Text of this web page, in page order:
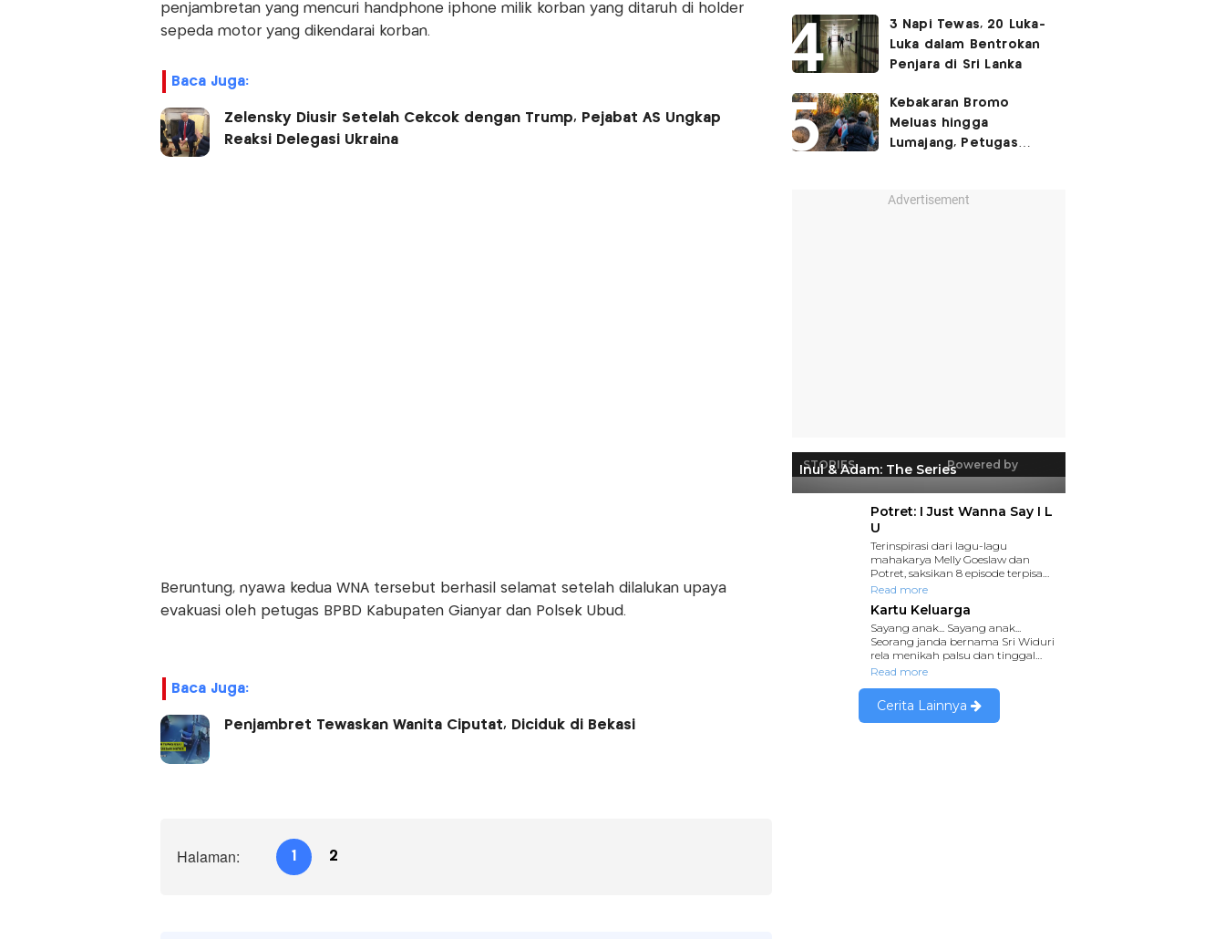
penjambretan yang mencuri handphone iphone milik korban yang ditaruh di holder
sepeda motor yang dikendarai korban.
Baca Juga:
Zelensky Diusir Setelah Cekcok dengan Trump, Pejabat AS Ungkap
Reaksi Delegasi Ukraina
Beruntung, nyawa kedua WNA tersebut berhasil selamat setelah dilalukan upaya
evakuasi oleh petugas BPBD Kabupaten Gianyar dan Polsek Ubud.
Baca Juga:
Penjambret Tewaskan Wanita Ciputat, Diciduk di Bekasi
Halaman: 1 2
3 Napi Tewas, 20 Luka-
Luka dalam Bentrokan
Penjara di Sri Lanka
Kebakaran Bromo
Meluas hingga
Lumajang, Petugas
Advertisement